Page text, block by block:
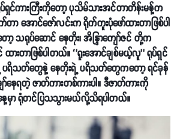
ရုပ်ရှင်ကားကြီးကိုတော့ ပုသိမ်သားအင်တာတိန်းမန့်က
တာ အောင်ဇော်လင်းက ရိုက်ကူးပုံဖော်ထားတာဖြစ်ပါ
သရုပ်ဆောင် နေတိုး၊ အိန္ဒြာကျော်ဇင် တို့က
းတာဖြစ်ပါတယ်။ ‘’ရူးအောင်ချစ်မယ့်လူ’’ ရုပ်ရှင်
ရိသတ်တွေနဲ့ နေတိုးရဲ့ ပရိသတ်တွေကတော့ ရင်ခုန်
ာ်နေရတဲ့ ဇာတ်ကားတစ်ကားပါ။ ဒီဇာတ်ကားကို
ာ ရုံတင်ပြသသွားမယ်လို့သိရပါတယ်။